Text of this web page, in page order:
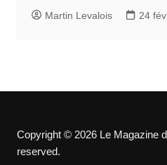
Martin Levalois 24
Copyright © 2026 Le Magazine
reserved.